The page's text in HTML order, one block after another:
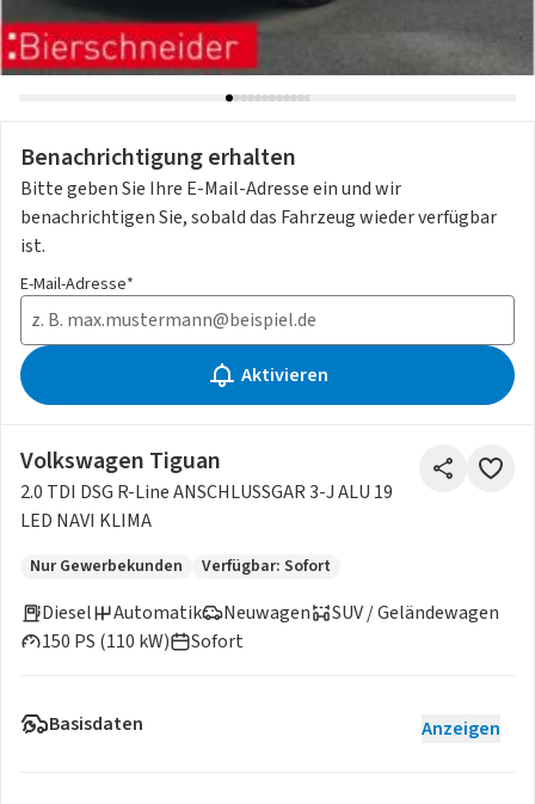
Benachrichtigung erhalten
Bitte geben Sie Ihre E-Mail-Adresse ein und wir
benachrichtigen Sie, sobald das Fahrzeug wieder verfügbar
ist.
E-Mail-Adresse*
Aktivieren
Volkswagen Tiguan
2.0 TDI DSG R-Line ANSCHLUSSGAR 3-J ALU 19
LED NAVI KLIMA
Nur Gewerbekunden Verfügbar: Sofort
Diesel
Neuwagen
150 PS (110 kW)
Automatik
SUV / Geländewagen
Sofort
Basisdaten Anzeigen